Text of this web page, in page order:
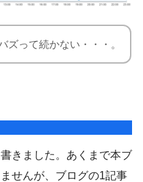
ズって続かない・・・。
きました。あくまで本ブ
せんが、ブログの1記事